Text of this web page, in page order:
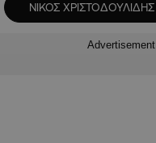
ΝΙΚΟΣ ΧΡΙΣΤΟΔΟΥΛΙΔΗΣ
Advertisement